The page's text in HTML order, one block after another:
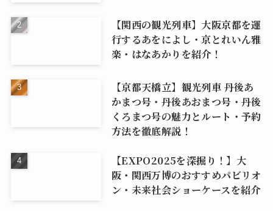
【関西の観光列車】大阪京都を運
行するあをによし・京とれいん雅
楽・はなあかりを紹介！
【京都天橋立】観光列車 丹後あ
かまつ号・丹後あおまつ号・丹後
くろまつ号の魅力とルート・予約
方法を徹底解説！
【EXPO2025を深掘り！】大
阪・関西万博のおすすめパビリオ
ン・未来社会ショーケースを紹介